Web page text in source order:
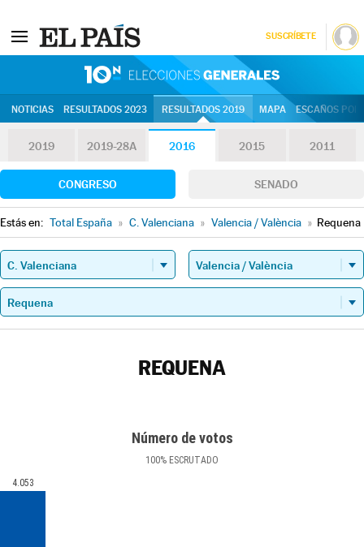
SUSCRÍBETE
NOTICIAS RESULTADOS 2023 RESULTADOS 2019 MAPA ESCAÑOS
2019 2019-28A 2016 2015 2011
CONGRESO SENADO
Estás en: Total España » C. Valenciana » Valencia / València » Requena
REQUENA
Número de votos
100% ESCRUTADO
4.053